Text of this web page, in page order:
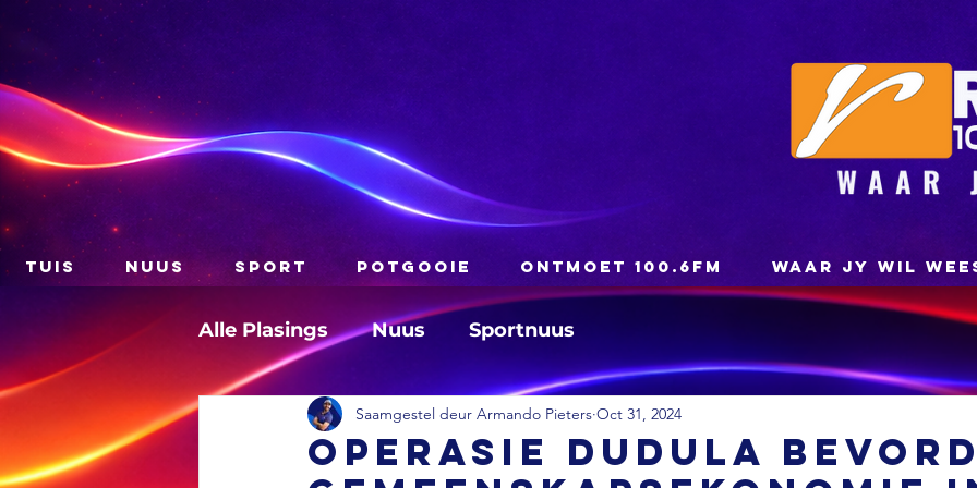
TUIS NUUS SPORT POTGOOIE ONTMOET 100.6FM WAAR JY WIL
Alle Plasings Nuus Sportnuus
Operasie Dudula
Saamgestel deur Armando Pieters Oct 31, 2024